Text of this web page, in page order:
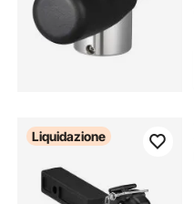
Liquidazione